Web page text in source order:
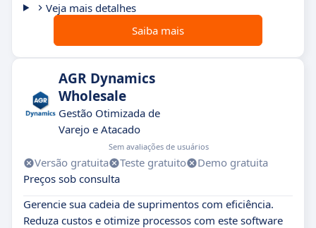
Veja mais detalhes
Saiba mais
AGR Dynamics
Wholesale
Gestão Otimizada de
Varejo e Atacado
Sem avaliações de usuários
Versão gratuita Teste gratuito
Demo gratuita
Preços sob consulta
Gerencie sua cadeia de suprimentos com eficiência.
Reduza custos e otimize processos com este software